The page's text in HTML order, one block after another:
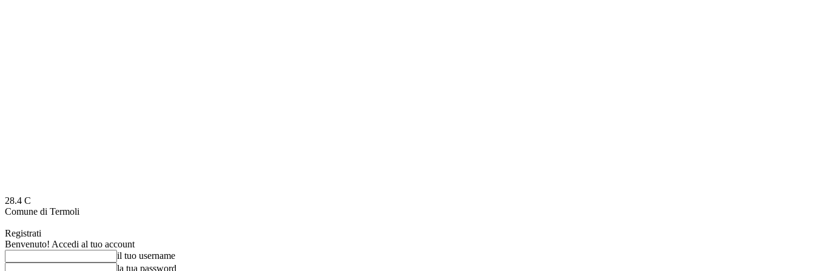
28.4 C
Comune di Termoli
Registrati
Benvenuto! Accedi al tuo account
il tuo username
la tua password